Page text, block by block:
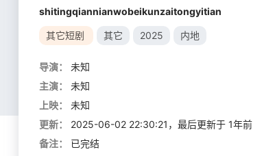
shitingqiannianwobeikunzaitongyitian
其它短剧 其它 2025 内地
导演：
未知
主演：
未知
上映：
未知
更新：
2025-06-02 22:30:21，最后更新于 1年前
备注：
已完结